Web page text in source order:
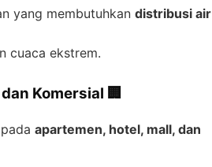
yang membutuhkan distribusi air
cuaca ekstrem.
Komersial 🏢
apartemen, hotel, mall, dan